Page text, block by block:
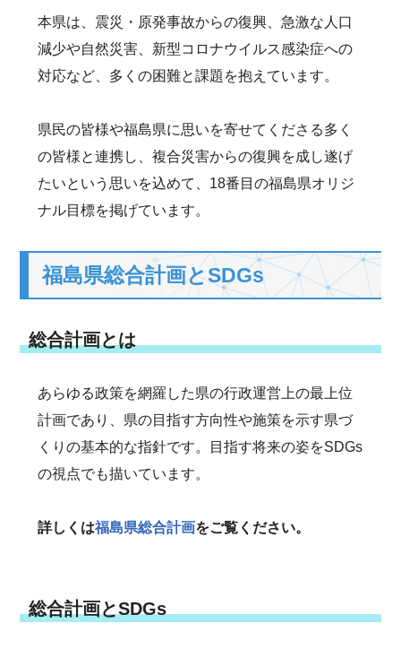
本県は、震災・原発事故からの復興、急激な人口
減少や自然災害、新型コロナウイルス感染症への
対応など、多くの困難と課題を抱えています。
県民の皆様や福島県に思いを寄せてくださる多く
の皆様と連携し、複合災害からの復興を成し遂げ
たいという思いを込めて、18番目の福島県オリジ
ナル目標を掲げています。
福島県総合計画とSDGs
総合計画とは
あらゆる政策を網羅した県の行政運営上の最上位
計画であり、県の目指す方向性や施策を示す県づ
くりの基本的な指針です。目指す将来の姿をSDGs
の視点でも描いています。
詳しくは福島県総合計画をご覧ください。
総合計画とSDGs